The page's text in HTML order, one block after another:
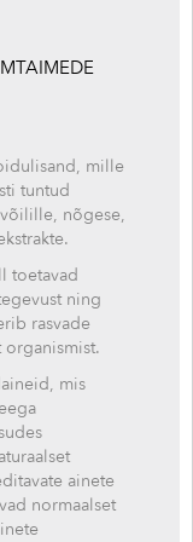
mille
tuntud
nõgese,
toetavad
ning
rasvade
mis
ainete
normaalset